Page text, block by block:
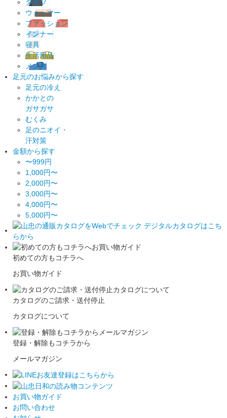
タイツ
ウォーマー
ファッション
インナー
寝具
生活用品
メンズ
足元のお悩みから探す
足元の冷え
かかとの
ガサガサ
むくみ
足のニオイ・
汗対策
金額から探す
〜999円
1,000円〜
2,000円〜
3,000円〜
4,000円〜
5,000円〜
初めての方もコチラへ
お買い物ガイド
カタログのご請求・送付停止
カタログについて
登録・解除もコチラから
メールマガジン
お買い物ガイド
お問い合わせ